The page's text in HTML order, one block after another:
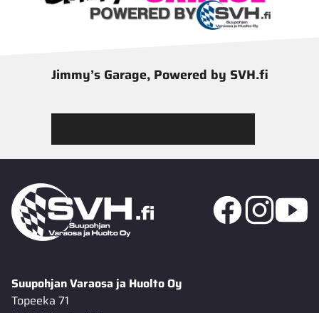
Jimmy’s Garage, Powered by SVH.fi
Suupohjan Varaosa ja Huolto Oy
Topeeka 71